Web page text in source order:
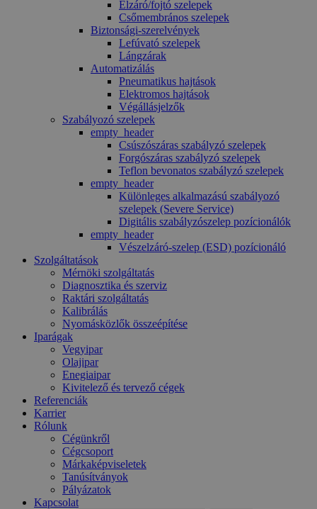
Elzáró/fojtó szelepek
Csőmembrános szelepek
Biztonsági-szerelvények
Lefúvató szelepek
Lángzárak
Automatizálás
Pneumatikus hajtások
Elektromos hajtások
Végállásjelzők
Szabályozó szelepek
empty_header
Csúszószáras szabályzó szelepek
Forgószáras szabályzó szelepek
Teflon bevonatos szabályzó szelepek
empty_header
Különleges alkalmazású szabályozó
szelepek (Severe Service)
Digitális szabályzószelep pozícionálók
empty_header
Vészelzáró-szelep (ESD) pozícionáló
Szolgáltatások
Mérnöki szolgáltatás
Diagnosztika és szerviz
Raktári szolgáltatás
Kalibrálás
Nyomásközlők összeépítése
Iparágak
Vegyipar
Olajipar
Enegiaipar
Kivitelező és tervező cégek
Referenciák
Karrier
Rólunk
Cégünkről
Cégcsoport
Márkaképviseletek
Tanúsítványok
Pályázatok
Kapcsolat